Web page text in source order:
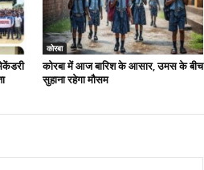
कोरबा
कोरबा में आज बारिश के आसार, उमस के बीच
सुहाना रहेगा मौसम